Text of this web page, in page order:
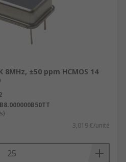
±50 ppm HCMOS 14
3,019 €/unité